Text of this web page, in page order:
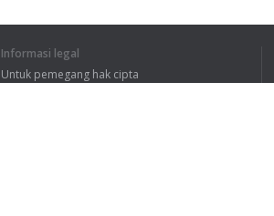
C'est évidemment
importante. Et pour ça,vous devez être bien
Informasi legal
Untuk pemegang hak cipta